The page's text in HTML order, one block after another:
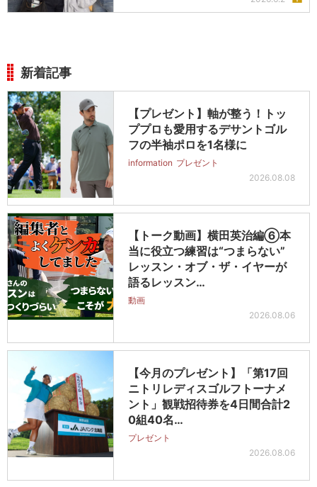
新着記事
【プレゼント】軸が整う！トッ
ププロも愛用するデサントゴル
フの半袖ポロを1名様に
information プレゼント
2026.08.08
【トーク動画】横田英治編⑥本
当に役立つ練習は“つまらない”
レッスン・オブ・ザ・イヤーが
語るレッスン…
動画
2026.08.06
【今月のプレゼント】「第17回
ニトリレディスゴルフトーナメ
ント」観戦招待券を4日間合計2
0組40名…
プレゼント
2026.08.06